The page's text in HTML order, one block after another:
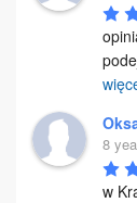
8
w